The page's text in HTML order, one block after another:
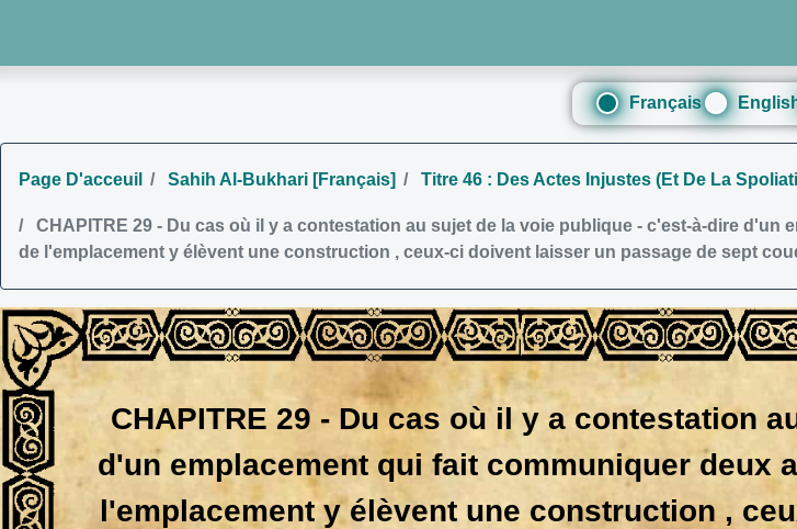
Français
Page D'acceuil Sahih Al-Bukhari [Français] Titre 46 : Des Actes Injustes (Et De La
CHAPITRE 29 - Du cas où il y a contestation au sujet de la voie publique - c'est-à-dire
de l'emplacement y élèvent une construction , ceux-ci doivent laisser un passage de sept
CHAPITRE 29 - Du cas où il y a contestation
d'un emplacement qui fait communiquer deux
l'emplacement y élèvent une construction ,